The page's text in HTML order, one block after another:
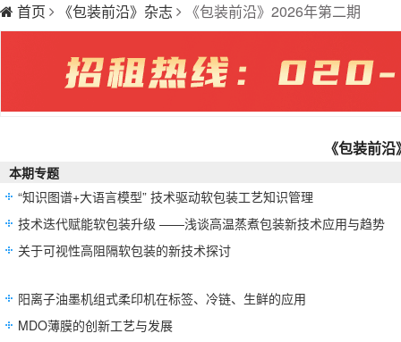
首页
《包装前沿》杂志 《包装前沿》2026年第二期
《包装前
本期专题
“知识图谱+大语言模型” 技术驱动软包装工艺知识管理
技术迭代赋能软包装升级 ——浅谈高温蒸煮包装新技术应用与趋势
关于可视性高阻隔软包装的新技术探讨
阳离子油墨机组式柔印机在标签、冷链、生鲜的应用
MDO薄膜的创新工艺与发展